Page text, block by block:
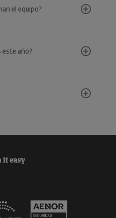
el equipo?
este año?